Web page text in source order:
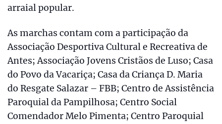
arraial popular.
As marchas contam com a participação da
Associação Desportiva Cultural e Recreativa de
Antes; Associação Jovens Cristãos de Luso; Casa
do Povo da Vacariça; Casa da Criança D. Maria
do Resgate Salazar – FBB; Centro de Assistência
Paroquial da Pampilhosa; Centro Social
Comendador Melo Pimenta; Centro Paroquial